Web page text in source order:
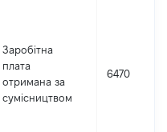
Заробітна
плата
отримана за
сумісництвом
6470